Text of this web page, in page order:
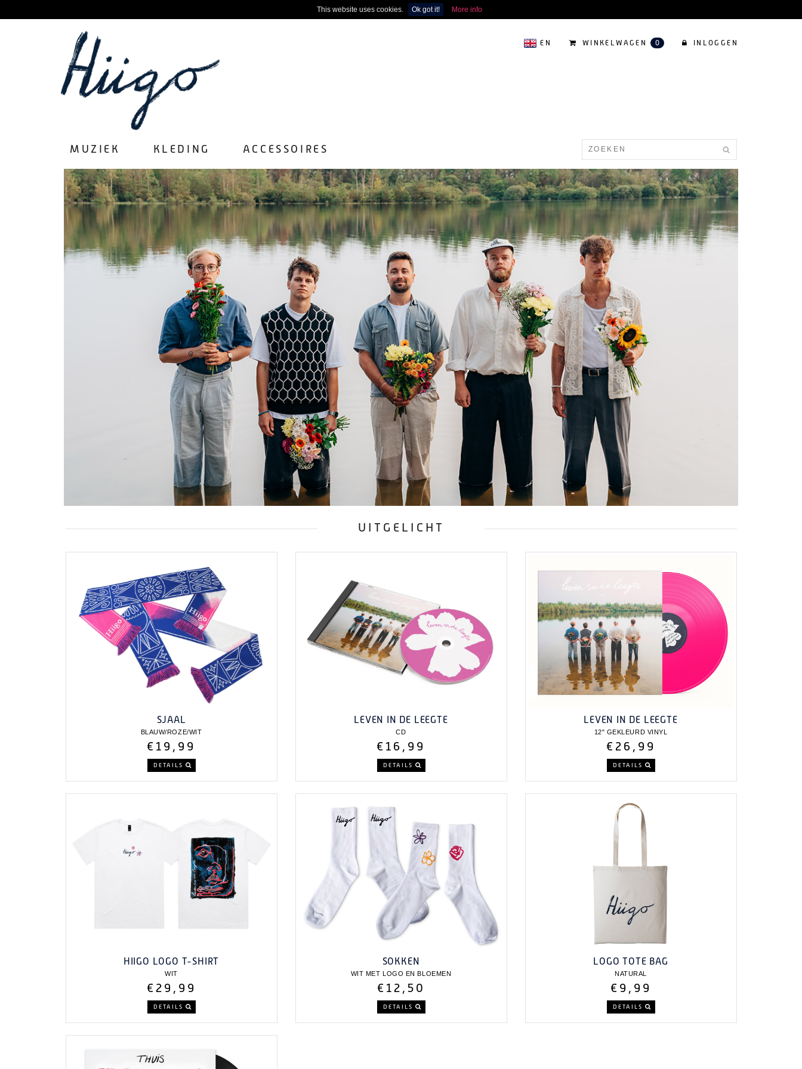
This website uses cookies. Ok got it! More info
EN WINKELWAGEN 0 INLOGGEN
MUZIEK KLEDING ACCESSOIRES
UITGELICHT
SJAAL
BLAUW/ROZE/WIT
€19,99
DETAILS
LEVEN IN DE LEEGTE
CD
€16,99
DETAILS
LEVEN IN DE LEEGTE
12" GEKLEURD VINYL
€26,99
DETAILS
HIIGO LOGO T-SHIRT
WIT
€29,99
DETAILS
SOKKEN
WIT MET LOGO EN BLOEMEN
€12,50
DETAILS
LOGO TOTE BAG
NATURAL
€9,99
DETAILS